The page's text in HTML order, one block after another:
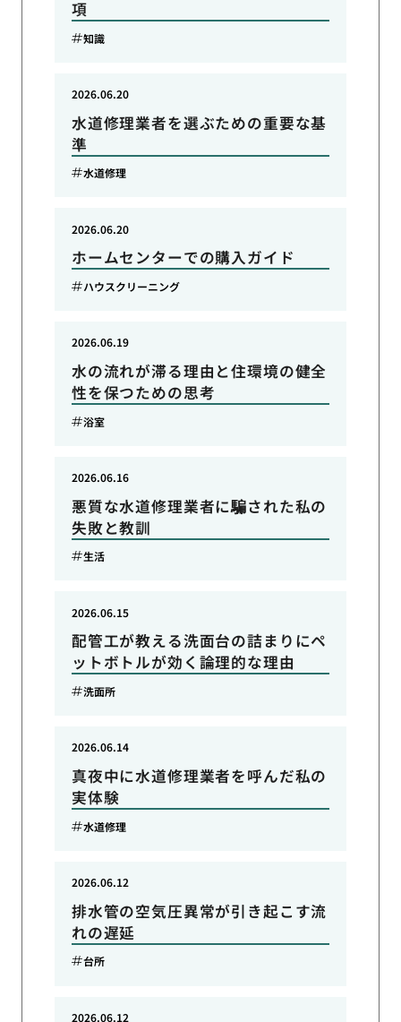
項
知識
水道修理業者を選ぶための重要な基
準
2026.06.20
水道修理
ホームセンターでの購入ガイド
2026.06.20
ハウスクリーニング
水の流れが滞る理由と住環境の健全
性を保つための思考
2026.06.19
浴室
悪質な水道修理業者に騙された私の
失敗と教訓
2026.06.16
生活
配管工が教える洗面台の詰まりにペ
ットボトルが効く論理的な理由
2026.06.15
洗面所
真夜中に水道修理業者を呼んだ私の
実体験
2026.06.14
水道修理
排水管の空気圧異常が引き起こす流
れの遅延
2026.06.12
台所
2026.06.12